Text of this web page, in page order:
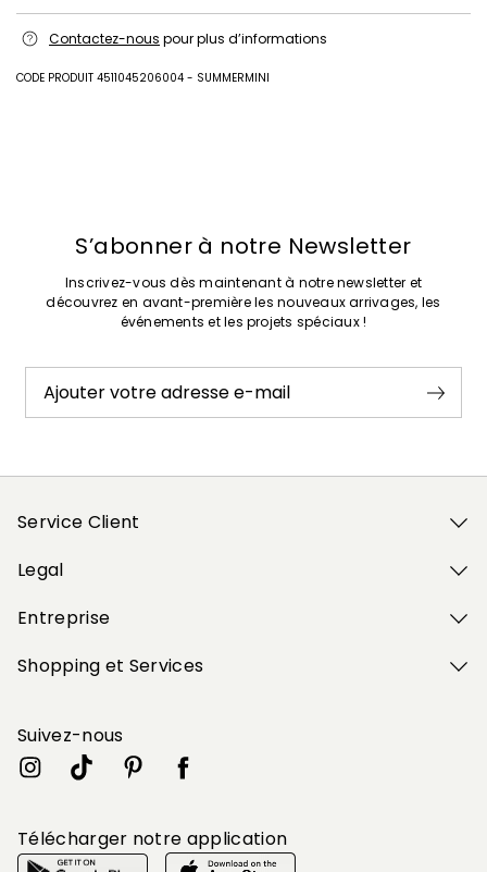
interdit; repassage interdit; nettoyage à sec interdit; ne pas nettoyer à
Contactez-nous pour plus d’informations
CODE PRODUIT 4511045206004 - SUMMERMINI
S’abonner à notre Newsletter
Inscrivez-vous dès maintenant à notre newsletter et
découvrez en avant-première les nouveaux arrivages, les
événements et les projets spéciaux !
Ajouter votre adresse e-mail
Service Client
Legal
Entreprise
Shopping et Services
Suivez-nous
Télécharger notre application